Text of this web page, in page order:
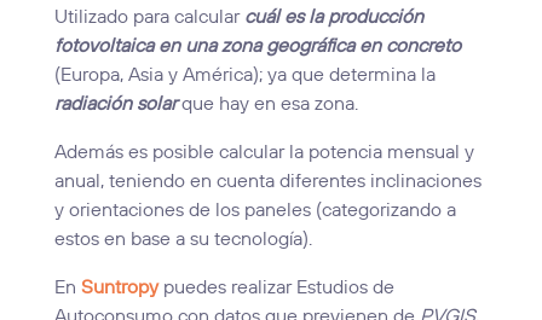
Utilizado para calcular cuál es la producción
fotovoltaica en una zona geográfica en concreto
(Europa, Asia y América); ya que determina la
radiación solarque hay en esa zona.
Además es posible calcular la potencia mensual y
anual, teniendo en cuenta diferentes inclinaciones
y orientaciones de los paneles (categorizando a
estos en base a su tecnología).
En Suntropypuedes realizar Estudios de